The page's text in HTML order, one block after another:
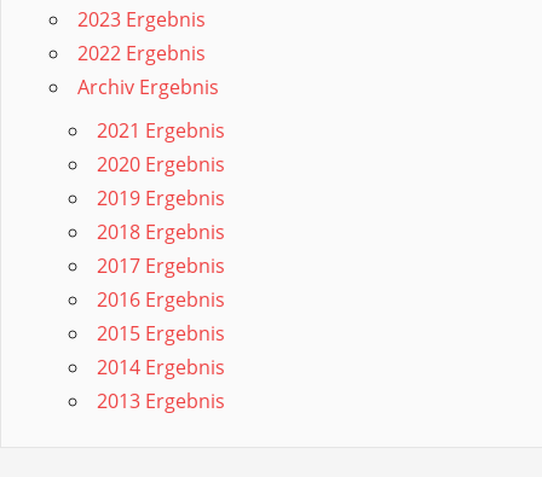
2023 Ergebnis
2022 Ergebnis
Archiv Ergebnis
2021 Ergebnis
2020 Ergebnis
2019 Ergebnis
2018 Ergebnis
2017 Ergebnis
2016 Ergebnis
2015 Ergebnis
2014 Ergebnis
2013 Ergebnis